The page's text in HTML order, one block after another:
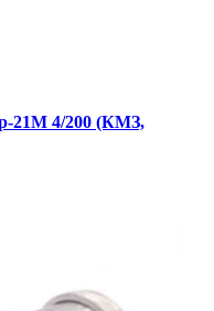
21М 4/200 (КМЗ,